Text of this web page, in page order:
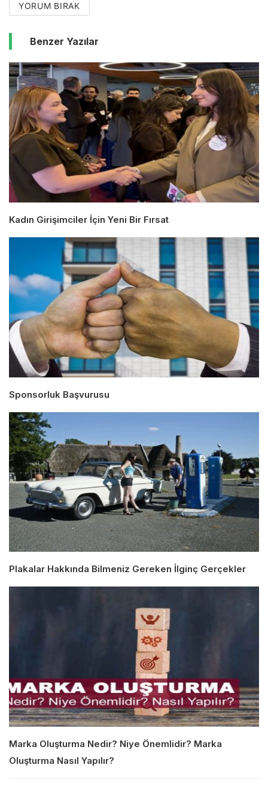
YORUM BIRAK
Benzer Yazılar
Kadın Girişimciler İçin Yeni Bir Fırsat
Sponsorluk Başvurusu
Plakalar Hakkında Bilmeniz Gereken İlginç Gerçekler
Marka Oluşturma Nedir? Niye Önemlidir? Marka
Oluşturma Nasıl Yapılır?